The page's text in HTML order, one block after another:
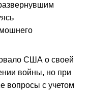
США о своей
войны, но при
вопросы с учетом